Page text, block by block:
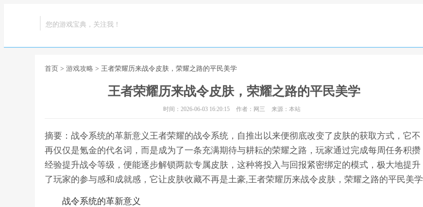
您的游戏宝典，关注我！
首页 > 游戏攻略 > 王者荣耀历来战令皮肤，荣耀之路的平民美学
王者荣耀历来战令皮肤，荣耀之路的平民美学
时间：2026-06-03 16:20:15 作者：网三 来源：本站
摘要：战令系统的革新意义王者荣耀的战令系统，自推出以来便彻底改变了皮肤的获取方式，它不
再仅仅是氪金的代名词，而是成为了一条充满期待与耕耘的荣耀之路，玩家通过完成每周任务积攒
经验提升战令等级，便能逐步解锁两款专属皮肤，这种将投入与回报紧密绑定的模式，极大地提升
了玩家的参与感和成就感，它让皮肤收藏不再是土豪,王者荣耀历来战令皮肤，荣耀之路的平民美学
战令系统的革新意义